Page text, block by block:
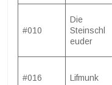
#010
Die
Steinschl
euder
#016 Lifmunk